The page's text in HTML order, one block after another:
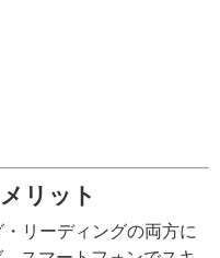
リット
リーディングの両方に